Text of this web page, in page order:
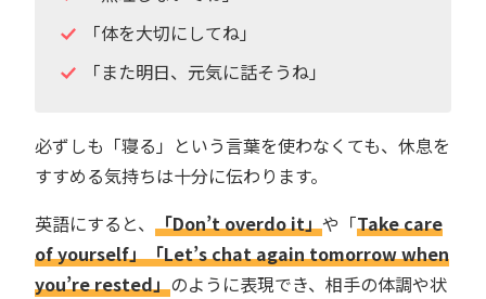
「体を大切にしてね」
「また明日、元気に話そうね」
必ずしも「寝る」という言葉を使わなくても、休息を
すすめる気持ちは十分に伝わります。
英語にすると、 「Don’t overdo it」や「Take care
of yourself」「Let’s chat again tomorrow when
you’re rested」のように表現でき、相手の体調や状